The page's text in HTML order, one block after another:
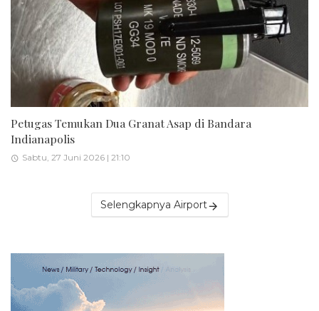
Petugas Temukan Dua Granat Asap di Bandara
Indianapolis
Sabtu, 27 Juni 2026 | 21:10
Selengkapnya Airport